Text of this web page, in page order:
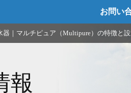
お問い
器｜マルチピュア（Multipure）の特徴と
報